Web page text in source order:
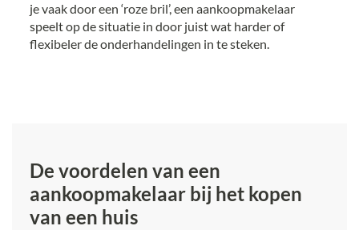
je vaak door een ‘roze bril’, een aankoopmakelaar
speelt op de situatie in door juist wat harder of
flexibeler de onderhandelingen in te steken.
De voordelen van een
aankoopmakelaar bij het kopen
van een huis